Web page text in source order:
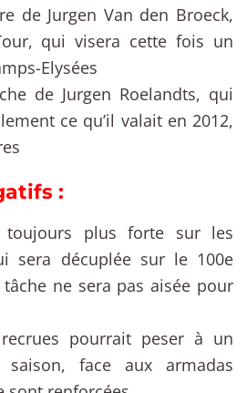
de Jurgen Van den Broeck,
qui visera cette fois un
Elysées
de Jurgen Roelandts, qui
ce qu’il valait en 2012,
:
toujours plus forte sur les
sera décuplée sur le 100e
ne sera pas aisée pour
pourrait peser à un
face aux armadas